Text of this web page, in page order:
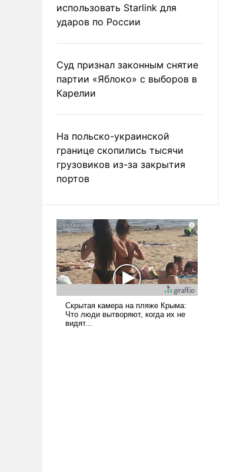
использовать Starlink для
ударов по России
Суд признал законным снятие
партии «Яблоко» с выборов в
Карелии
На польско-украинской
границе скопились тысячи
грузовиков из-за закрытия
портов